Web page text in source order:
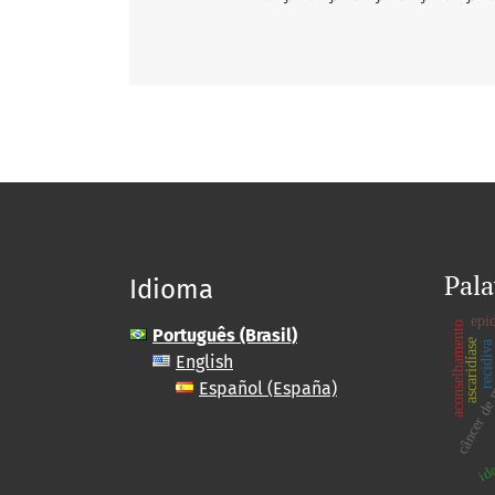
Idioma
Português (Brasil)
English
Español (España)
ascaridíase
aconselhamento recidiva